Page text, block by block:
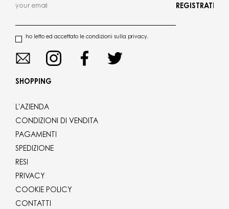
ho letto ed accettato le condizioni sulla privacy.
REGISTRATI
SHOPPING
L'AZIENDA
CONDIZIONI DI VENDITA
PAGAMENTI
SPEDIZIONE
RESI
PRIVACY
COOKIE POLICY
CONTATTI